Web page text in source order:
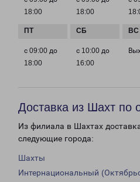
18:00
18:00
с 09:00 до
18:00
с 10:00 до
16:00
Доставка из Шахт по
Из филиала в Шахтах
следующие города:
Шахты
Интернациональный